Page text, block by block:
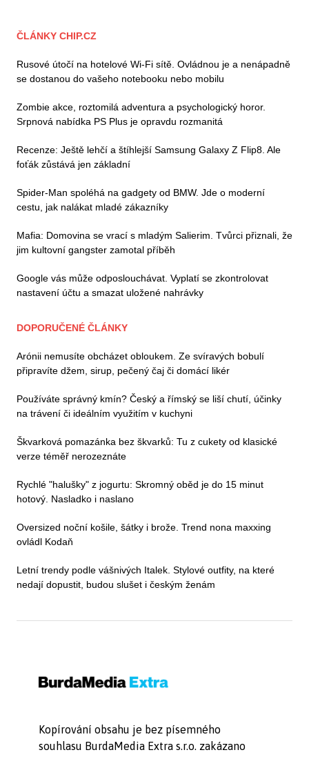
ČLÁNKY CHIP.CZ
Rusové útočí na hotelové Wi-Fi sítě. Ovládnou je a nenápadně
se dostanou do vašeho notebooku nebo mobilu
Zombie akce, roztomilá adventura a psychologický horor.
Srpnová nabídka PS Plus je opravdu rozmanitá
Recenze: Ještě lehčí a štíhlejší Samsung Galaxy Z Flip8. Ale
foťák zůstává jen základní
Spider-Man spoléhá na gadgety od BMW. Jde o moderní
cestu, jak nalákat mladé zákazníky
Mafia: Domovina se vrací s mladým Salierim. Tvůrci přiznali, že
jim kultovní gangster zamotal příběh
Google vás může odposlouchávat. Vyplatí se zkontrolovat
nastavení účtu a smazat uložené nahrávky
DOPORUČENÉ ČLÁNKY
Arónii nemusíte obcházet obloukem. Ze svíravých bobulí
připravíte džem, sirup, pečený čaj či domácí likér
Používáte správný kmín? Český a římský se liší chutí, účinky
na trávení či ideálním využitím v kuchyni
Škvarková pomazánka bez škvarků: Tu z cukety od klasické
verze téměř nerozeznáte
Rychlé "halušky" z jogurtu: Skromný oběd je do 15 minut
hotový. Nasladko i naslano
Oversized noční košile, šátky i brože. Trend nona maxxing
ovládl Kodaň
Letní trendy podle vášnivých Italek. Stylové outfity, na které
nedají dopustit, budou slušet i českým ženám
Kopírování obsahu je bez písemného
souhlasu BurdaMedia Extra s.r.o. zakázano